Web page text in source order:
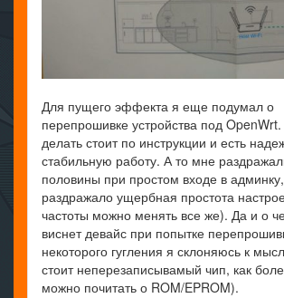
Для пущего эффекта я еще подумал о
перепрошивке устройства под
делать стоит по инструкции и есть
стабильную работу. А то мне
половины при простом входе в
раздражало ущербная простота
частоты можно менять все же). Да и о
виснет девайс при попытке
некоторого гугления я склоняюсь к
стоит неперезаписывамый чип, как
можно почитать о ROM/EPROM).